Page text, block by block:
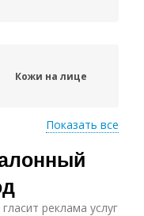
Кожи на лице
для пористой
кожи
Показать все
реклама услуг